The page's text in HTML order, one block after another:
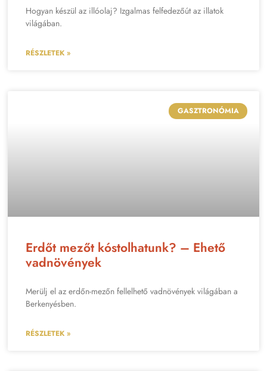
Hogyan készül az illóolaj? Izgalmas felfedezőút az illatok
világában.
RÉSZLETEK »
GASZTRONÓMIA
Erdőt mezőt kóstolhatunk? – Ehető
vadnövények
Merülj el az erdőn-mezőn fellelhető vadnövények világában a
Berkenyésben.
RÉSZLETEK »